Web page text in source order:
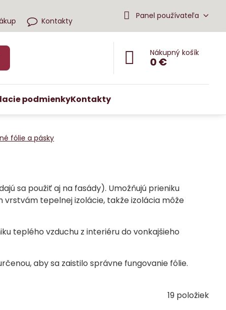
Kontakty
Panel používateľa
Nákupný košík
0 €
podmienkyKontakty
fólie a pásky
sa použiť aj na fasády). Umožňujú prieniku
tepelnej izolácie, takže izolácia môže
teplého vzduchu z interiéru do vonkajšieho
aby sa zaistilo správne fungovanie fólie.
19 položiek